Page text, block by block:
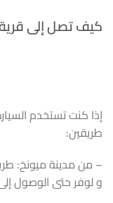
كيف تصل إلى قرية
إذا كنت تستخدم
طريقين:
– من مدينة ميونخ:
و لوفر حتى الوصول إلى